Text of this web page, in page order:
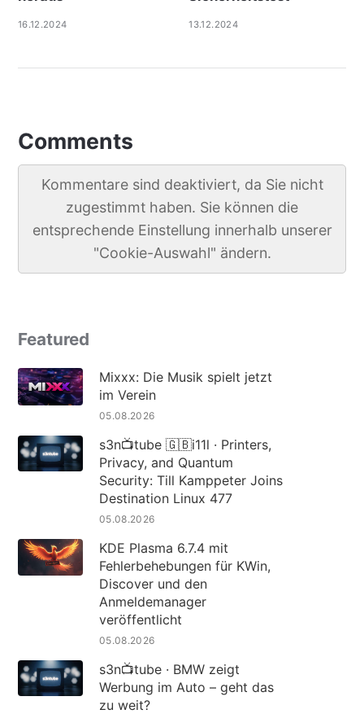
16.12.2024 13.12.2024
Comments
Kommentare sind deaktiviert, da Sie nicht
zugestimmt haben. Sie können die
entsprechende Einstellung innerhalb unserer
"Cookie-Auswahl" ändern.
Featured
Mixxx: Die Musik spielt jetzt
im Verein
05.08.2026
s3n📺tube 🇬🇧i11l · Printers,
Privacy, and Quantum
Security: Till Kamppeter Joins
Destination Linux 477
05.08.2026
KDE Plasma 6.7.4 mit
Fehlerbehebungen für KWin,
Discover und den
Anmeldemanager
veröffentlicht
05.08.2026
s3n📺tube · BMW zeigt
Werbung im Auto – geht das
zu weit?